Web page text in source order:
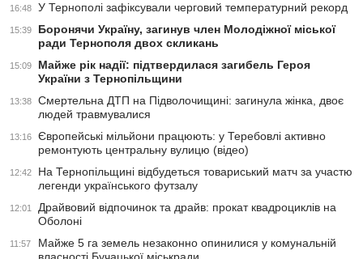
16:48 У Тернополі зафіксували черговий температурний рекорд
15:39
Боронячи Україну, загинув член Молодіжної міської
ради Тернополя двох скликань
15:09
Майже рік надії: підтвердилася загибель Героя
України з Тернопільщини
13:38
Смертельна ДТП на Підволочищині: загинула жінка, двоє
людей травмувалися
13:16
Європейські мільйони працюють: у Теребовлі активно
ремонтують центральну вулицю (відео)
12:42
На Тернопільщині відбудеться товариський матч за участю
легенди українського футзалу
12:01
Драйвовий відпочинок та драйв: прокат квадроциклів на
Оболоні
11:57
Майже 5 га земель незаконно опинилися у комунальній